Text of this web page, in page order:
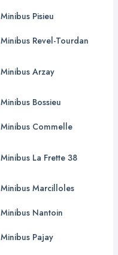
Minibus Pisieu
Minibus Revel-Tourdan
Minibus Arzay
Minibus Bossieu
Minibus Commelle
Minibus La Frette 38
Minibus Marcilloles
Minibus Nantoin
Minibus Pajay